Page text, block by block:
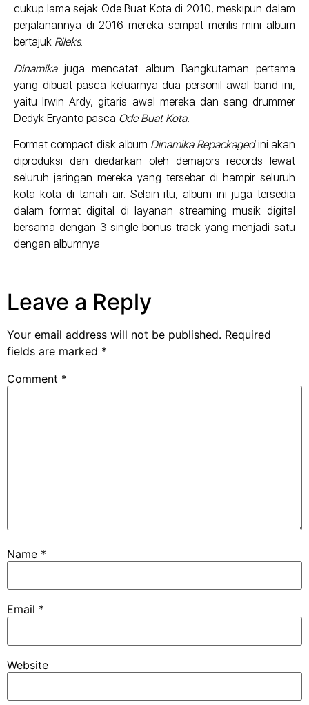
cukup lama sejak Ode Buat Kota di 2010, meskipun dalam
perjalanannya di 2016 mereka sempat merilis mini album
bertajuk Rileks.
Dinamikajuga mencatat album Bangkutaman pertama
yang dibuat pasca keluarnya dua personil awal band ini,
yaitu Irwin Ardy, gitaris awal mereka dan sang drummer
Dedyk Eryanto pasca Ode Buat Kota.
Format compact disk album Dinamika Repackagedini akan
diproduksi dan diedarkan oleh demajors records lewat
seluruh jaringan mereka yang tersebar di hampir seluruh
kota-kota di tanah air. Selain itu, album ini juga tersedia
dalam format digital di layanan streaming musik digital
bersama dengan 3 single bonus track yang menjadi satu
dengan albumnya
Leave a Reply
Your email address will not be published. Required
fields are marked *
Comment *
Name *
Email *
Website